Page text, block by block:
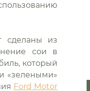
сделаны из
сои в
который
«зелеными»
Ford Motor